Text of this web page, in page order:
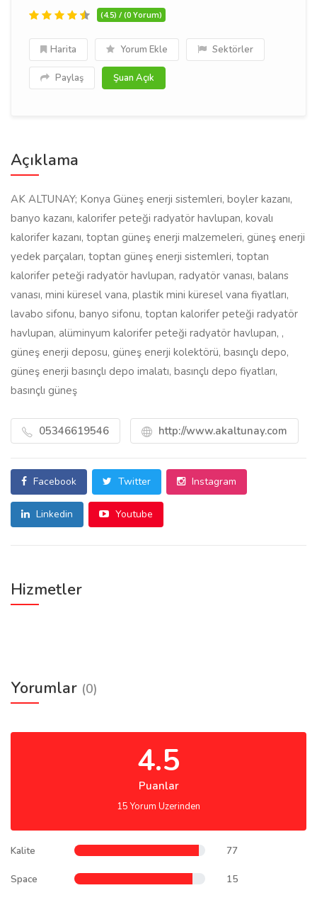
(4.5) / (0 Yorum)
Harita Yorum Ekle Sektörler
Paylaş Şuan Açık
Açıklama
AK ALTUNAY; Konya Güneş enerji sistemleri, boyler kazanı,
banyo kazanı, kalorifer peteği radyatör havlupan, kovalı
kalorifer kazanı, toptan güneş enerji malzemeleri, güneş enerji
yedek parçaları, toptan güneş enerji sistemleri, toptan
kalorifer peteği radyatör havlupan, radyatör vanası, balans
vanası, mini küresel vana, plastik mini küresel vana fiyatları,
lavabo sifonu, banyo sifonu, toptan kalorifer peteği radyatör
havlupan, alüminyum kalorifer peteği radyatör havlupan, ,
güneş enerji deposu, güneş enerji kolektörü, basınçlı depo,
güneş enerji basınçlı depo imalatı, basınçlı depo fiyatları,
basınçlı güneş
05346619546 http://www.akaltunay.com
Facebook Twitter Instagram
Linkedin Youtube
Hizmetler
Yorumlar (0)
4.5
Puanlar
15 Yorum Uzerinden
Kalite 77
Space 15